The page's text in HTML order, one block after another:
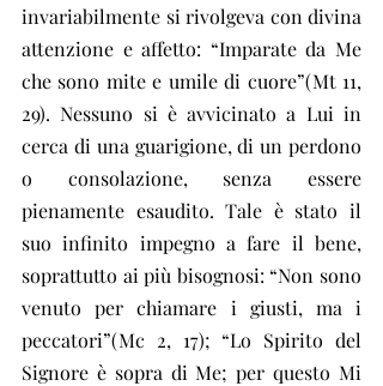
invariabilmente si rivolgeva con divina
attenzione e affetto: “Imparate da Me
che sono mite e umile di cuore”(Mt 11,
29). Nessuno si è avvicinato a Lui in
cerca di una guarigione, di un perdono
o consolazione, senza essere
pienamente esaudito. Tale è stato il
suo infinito impegno a fare il bene,
soprattutto ai più bisognosi: “Non sono
venuto per chiamare i giusti, ma i
peccatori”(Mc 2, 17); “Lo Spirito del
Signore è sopra di Me; per questo Mi